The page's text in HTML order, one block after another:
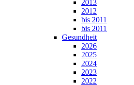
2013
2012
bis 2011
bis 2011
Gesundheit
2026
2025
2024
2023
2022